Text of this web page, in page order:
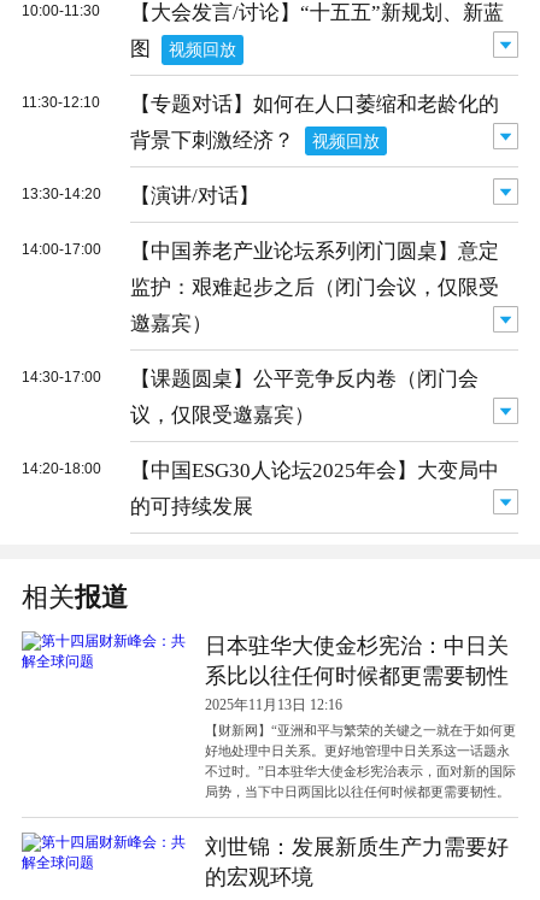
10:00-11:30
【大会发言/讨论】“十五五”新规划、新蓝
图
视频回放
11:30-12:10
【专题对话】如何在人口萎缩和老龄化的
背景下刺激经济？
视频回放
13:30-14:20 【演讲/对话】
14:00-17:00
【中国养老产业论坛系列闭门圆桌】意定
监护：艰难起步之后（闭门会议，仅限受
邀嘉宾）
14:30-17:00
【课题圆桌】公平竞争反内卷（闭门会
议，仅限受邀嘉宾）
14:20-18:00
【中国ESG30人论坛2025年会】大变局中
的可持续发展
相关报道
日本驻华大使金杉宪治：中日关
系比以往任何时候都更需要韧性
2025年11月13日 12:16
【财新网】“亚洲和平与繁荣的关键之一就在于如何更
好地处理中日关系。更好地管理中日关系这一话题永
不过时。”日本驻华大使金杉宪治表示，面对新的国际
局势，当下中日两国比以往任何时候都更需要韧性。
刘世锦：发展新质生产力需要好
的宏观环境